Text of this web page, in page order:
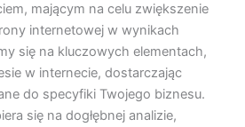
mającym na celu zwiększenie
internetowej w wynikach
się na kluczowych elementach,
w internecie, dostarczając
do specyfiki Twojego biznesu.
się na dogłębnej analizie,